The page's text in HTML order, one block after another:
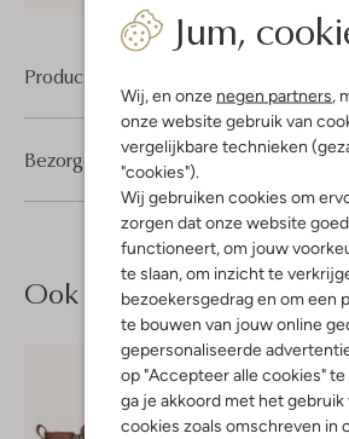
Jum,
Wij, en onze negen partners,
onze website gebruik van
vergelijkbare technieken
"cookies").
Wij gebruiken cookies om
zorgen dat onze website goed
functioneert, om jouw
te slaan, om inzicht te
bezoekersgedrag en om een
te bouwen van jouw online
gepersonaliseerde
op "Accepteer alle cookies" te
ga je akkoord met het gebruik
cookies zoals omschreven in
Product informatie
Bezorgen & retourneren
Ook iets voor jou?